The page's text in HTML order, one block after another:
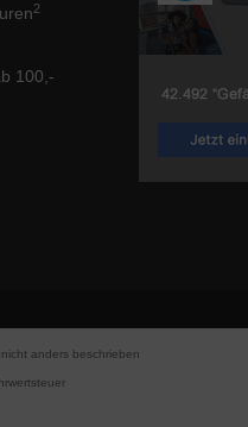
2
100,-
anders beschrieben